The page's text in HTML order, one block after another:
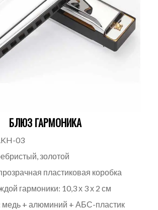
БЛЮЗ ГАРМОНИКА
03
золотой
пластиковая коробка
гармоники: 10,3 х 3 х 2 см
медь + алюминий + АБС-пластик